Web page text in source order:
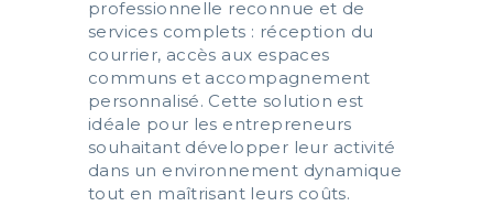
professionnelle reconnue et de
services complets : réception du
courrier, accès aux espaces
communs et accompagnement
personnalisé. Cette solution est
idéale pour les entrepreneurs
souhaitant développer leur activité
dans un environnement dynamique
tout en maîtrisant leurs coûts.